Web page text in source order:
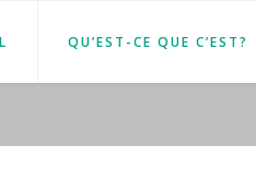
QU’EST-CE QUE C’EST?